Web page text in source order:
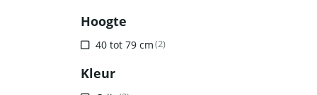
Hoogte
40 tot 79 cm(2)
Kleur